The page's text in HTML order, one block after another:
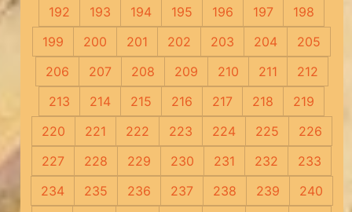
192
193 194 195 196 197
198
199
200 201 202 203 204
205
206
207 208 209 210 211
212
213
214 215 216 217 218
219
220
221 222 223 224 225
226
227
228 229 230 231 232
233
234
235 236 237 238 239
240